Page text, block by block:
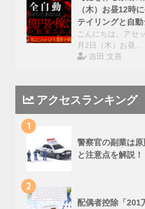
（木）お昼12時
テイリングと自
こんにちは。アセ
月2日（木）お昼…
吉田 文吾
アクセスランキング
1
警察官の副業は
と注意点を解説！
2
配偶者控除「201